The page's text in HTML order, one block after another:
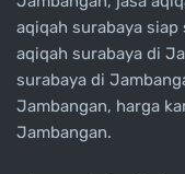
aqiqah surabaya
aqiqah surabaya di
surabaya di
Jambangan, harga
Jambangan.